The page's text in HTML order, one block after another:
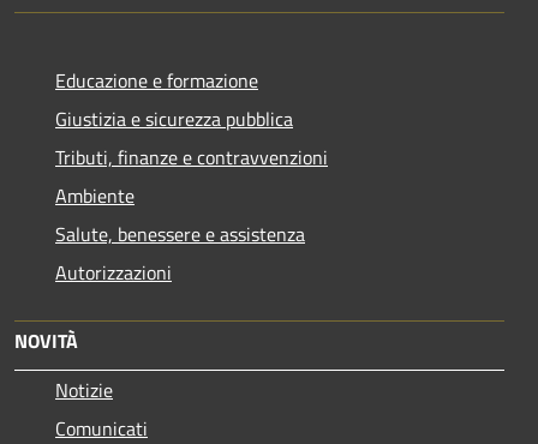
Educazione e formazione
Giustizia e sicurezza pubblica
Tributi, finanze e contravvenzioni
Ambiente
Salute, benessere e assistenza
Autorizzazioni
NOVITÀ
Notizie
Comunicati